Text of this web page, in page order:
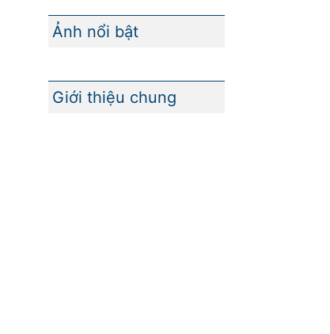
Ảnh nổi bật
Giới thiệu chung